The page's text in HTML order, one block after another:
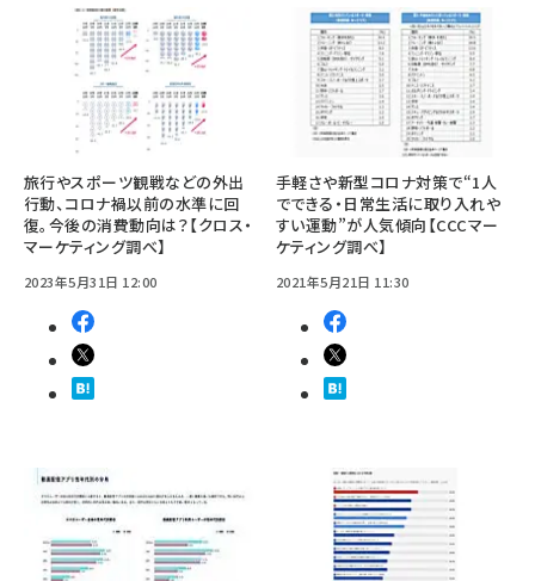
旅行やスポーツ観戦などの外出
行動、コロナ禍以前の水準に回
復。今後の消費動向は？【クロス・
マーケティング調べ】
2023年5月31日 12:00
手軽さや新型コロナ対策で“1人
でできる・日常生活に取り入れや
すい運動”が人気傾向【CCCマー
ケティング調べ】
2021年5月21日 11:30